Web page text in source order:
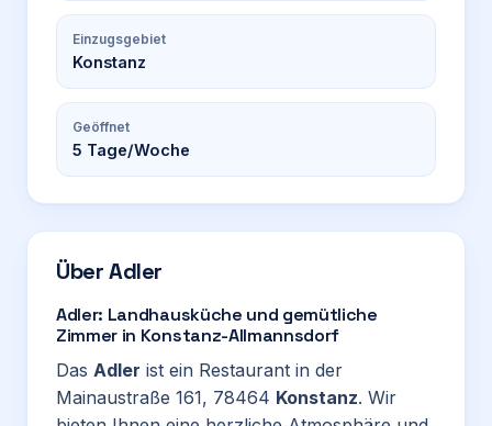
Einzugsgebiet
Konstanz
Geöffnet
5 Tage/Woche
ÜberAdler
Adler: Landhausküche und gemütliche
Zimmer in Konstanz-Allmannsdorf
Das Adler ist ein Restaurant in der
Mainaustraße 161, 78464 Konstanz. Wir